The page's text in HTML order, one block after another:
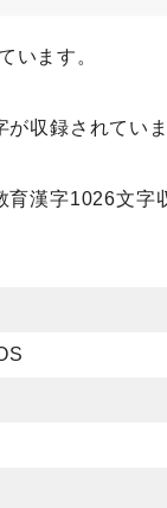
います。
収録されていま
育漢字1026文字